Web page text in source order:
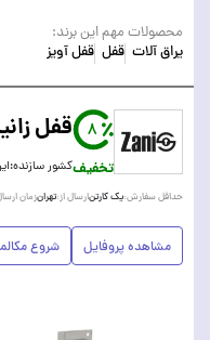
محصولات مهم این برند:
یراق آلات قفل قفل آویز
8
تخفیف
قفل
کشور سازنده:
حداقل سفارش:یک کارتنارسال از:تهرانزمان
مشاهده پروفایل شروع